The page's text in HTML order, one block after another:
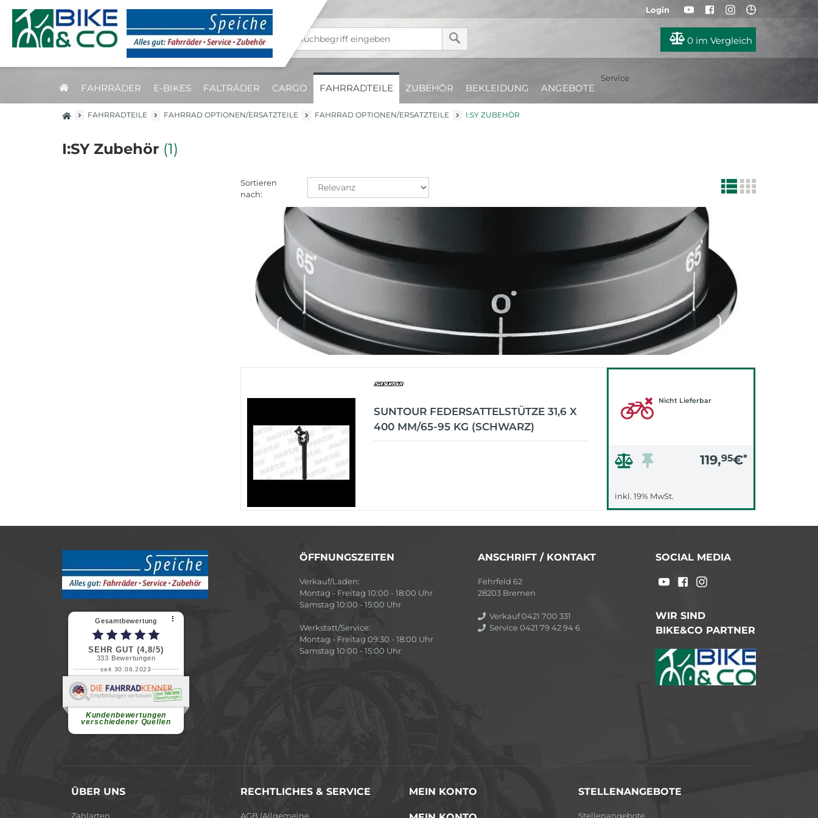
Login
0 im Vergleich
FAHRRÄDER E-BIKES FALTRÄDER CARGO FAHRRADTEILE ZUBEHÖR BEKLEIDUNG ANGEBOTE
Service
FAHRRADTEILE FAHRRAD OPTIONEN/ERSATZTEILE FAHRRAD OPTIONEN/ERSATZTEILE I:SY ZUBEHÖR
I:SY Zubehör (1)
Sortieren
nach:
SUNTOUR FEDERSATTELSTÜTZE 31,6 X
400 MM/65-95 KG (SCHWARZ)
Nicht Lieferbar
119,95€*
inkl. 19% MwSt.
Gesamtbewertung ⠇
SEHR GUT (4,8/5)
333 Bewertungen
seit 30.06.2023
Kundenbewertungen
verschiedener Quellen
Renate H.
Vielen Dank für ein herzliches
ÖFFNUNGSZEITEN
Verkauf/Laden:
Montag - Freitag 10:00 - 18:00 Uhr
Samstag 10:00 - 15:00 Uhr
Werkstatt/Service:
Montag - Freitag 09:30 - 18:00 Uhr
Samstag 10:00 - 15:00 Uhr
ANSCHRIFT / KONTAKT
Fehrfeld 62
28203 Bremen
Verkauf 0421 700 331
Service 0421 79 42 94 6
SOCIAL MEDIA
WIR SIND
BIKE&CO PARTNER
ÜBER UNS
Zahlarten
RECHTLICHES & SERVICE
AGB (Allgemeine
MEIN KONTO STELLENANGEBOTE
Stellenangebote